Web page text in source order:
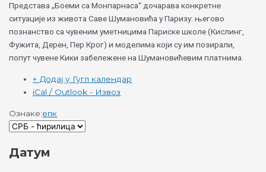
Представа „Боеми са Монпарнаса“ дочарава конкретне
ситуације из живота Саве Шумановића у Паризу: његово
познанство са чувеним уметницима Париске школе (Кислинг,
Фужита, Дерен, Пер Крог) и моделима који су им позирали,
попут чувене Кики забележене на Шумановићевим платнима.
+ Додај у Гугл календар
iCal / Outlook - Извоз
Ознаке:епк
Датум